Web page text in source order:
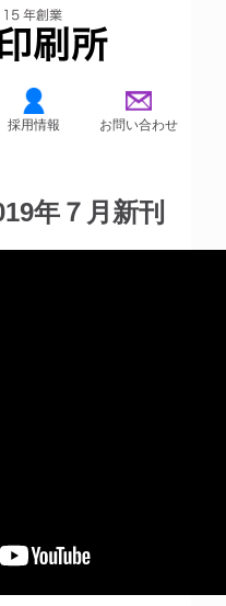
採用情報 お問い合わせ
年７月新刊